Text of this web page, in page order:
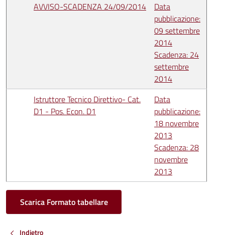
AVVISO-SCADENZA 24/09/2014
Data
pubblicazione:
09 settembre
2014
Scadenza: 24
settembre
2014
Istruttore Tecnico Direttivo- Cat.
D1 - Pos. Econ. D1
Data
pubblicazione:
18 novembre
2013
Scadenza: 28
novembre
2013
Scarica Formato tabellare
Indietro